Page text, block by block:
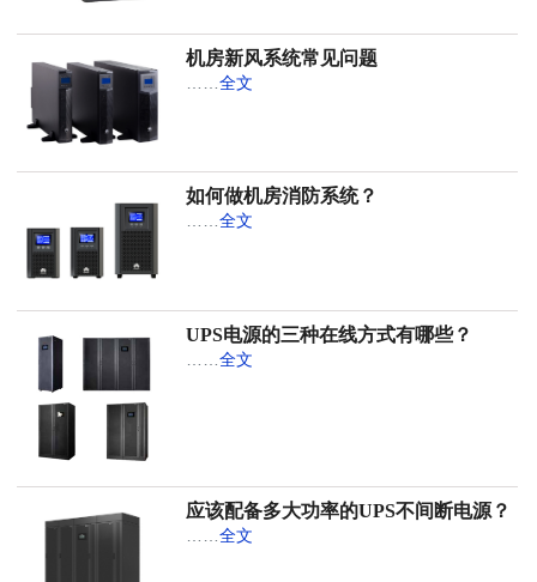
机房新风系统常见问题
全文
如何做机房消防系统？
……全文
UPS电源的三种在线方式有哪些？
……全文
应该配备多大功率的UPS不间断电源？
……全文